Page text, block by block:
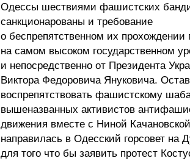
Одессы шествиями фашистских
санкционарованы и требование
о беспрепятственном их прохождении
на самом высоком государственном
и непосредственно от Президента
Виктора Федоровича Януковича.
воспрепятствовать фашистскому
вышеназванных активистов
движения вместе с Ниной Качановской
направилась в Одесский горсовет на
для того что бы заявить протест